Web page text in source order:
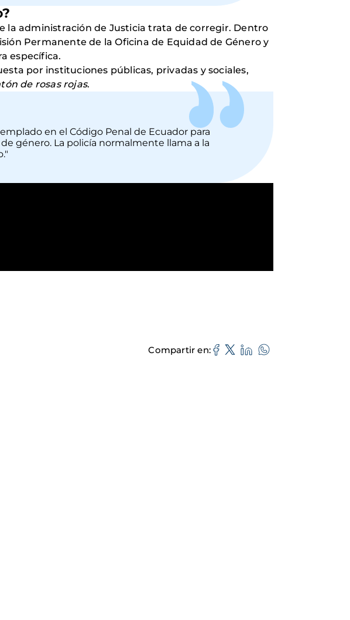
la administración de Justicia trata de corregir. Dentro
Permanente de la Oficina de Equidad de Género y
específica.
por instituciones públicas, privadas y sociales,
de rosas rojas.
en el Código Penal de Ecuador para
género. La policía normalmente llama a la
Compartir en